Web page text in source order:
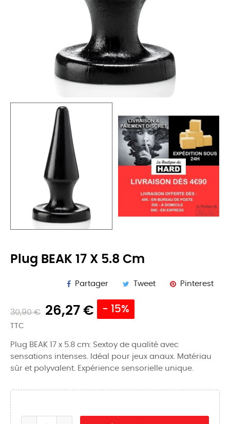
Plug BEAK 17 X 5.8 Cm
Partager Tweet Pinterest
30,90 € 26,27 € - 15%
TTC
Plug BEAK 17 x 5.8 cm: Sextoy de qualité avec
sensations intenses. Idéal pour jeux anaux. Matériau
sûr et polyvalent. Expérience sensorielle unique.